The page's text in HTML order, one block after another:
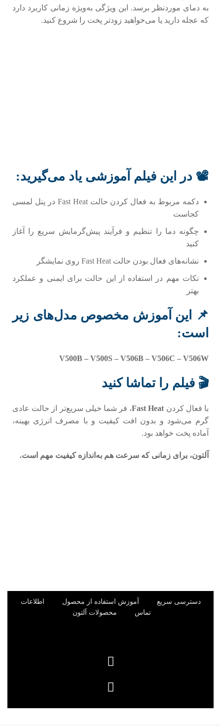
به دمای موردنظر برسد. این ویژگی به‌ویژه زمانی کاربرد دارد
که عجله دارید یا می‌خواهید زودتر پخت را شروع کنید.
📽 در این فیلم آموزشی یاد می‌گیرید:
دکمه مربوط به فعال کردن حالت Fast Heat در پنل لمسی
کجاست
چگونه دما را تنظیم و فرآیند پیش‌گرمایش سریع را آغاز
کنید
نشانه‌های فعال بودن حالت Fast Heat روی نمایشگر
نکات مهم در استفاده از این حالت برای ایمنی و عملکرد
بهتر
📌 این آموزش مخصوص مدل‌های زیر
است:
V500B – V500S – V506B – V506C – V506W
🎬 فیلم را تماشا کنید
با فعال کردن Fast Heat، فر شما خیلی سریع‌تر از حالت عادی
گرم می‌شود و بدون افت کیفیت و با مصرف انرژی بهینه،
آماده پخت خواهد بود.
آلتون، برای زمانی که سرعت هم به‌اندازه کیفیت مهم است.
دسترسی سریع آموزش استفاده از محصول
اطلاعات
تماس
محصولات آلتون